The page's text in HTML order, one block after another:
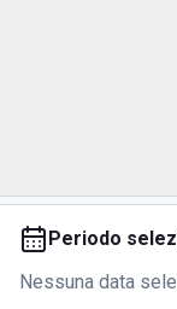
Periodo
Nessuna data